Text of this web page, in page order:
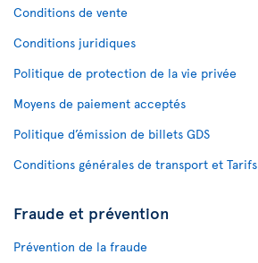
Conditions de vente
Conditions juridiques
Politique de protection de la vie privée
Moyens de paiement acceptés
Politique d’émission de billets GDS
Conditions générales de transport et Tarifs
Fraude et prévention
Prévention de la fraude